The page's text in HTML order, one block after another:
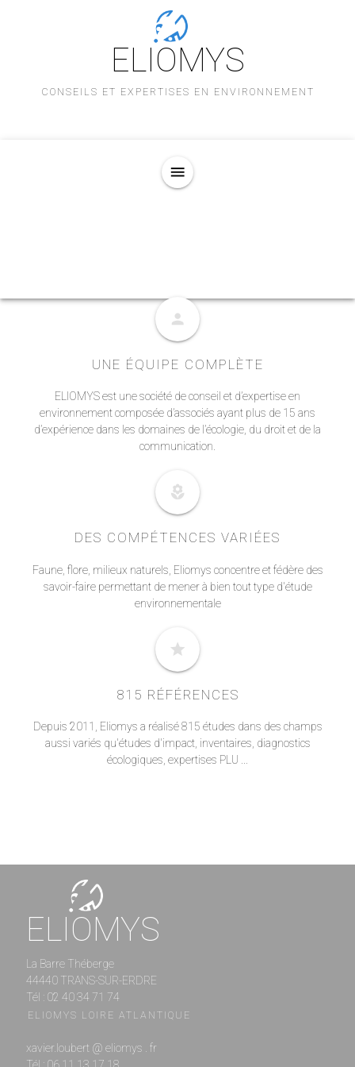
ELIOMYS
CONSEILS ET EXPERTISES EN ENVIRONNEMENT
menu
person
UNE ÉQUIPE COMPLÈTE
ELIOMYS est une société de conseil et d’expertise en
environnement composée d’associés ayant plus de 15 ans
d’expérience dans les domaines de l’écologie, du droit et de la
communication.
local_florist
DES COMPÉTENCES VARIÉES
Faune, flore, milieux naturels, Eliomys concentre et fédère des
savoir-faire permettant de mener à bien tout type d'étude
environnementale
star
815 RÉFÉRENCES
Depuis 2011, Eliomys a réalisé 815 études dans des champs
aussi variés qu'études d'impact, inventaires, diagnostics
écologiques, expertises PLU ...
ELIOMYS
La Barre Théberge
44440 TRANS-SUR-ERDRE
Tél : 02 40 34 71 74
ELIOMYS LOIRE ATLANTIQUE
xavier.loubert @ eliomys . fr